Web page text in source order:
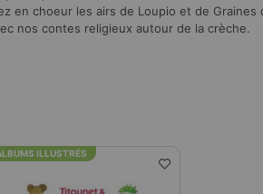
en choeur les airs de Loupio et de Graines
nos contes religieux autour de la crèche.
ILLUSTRÉS